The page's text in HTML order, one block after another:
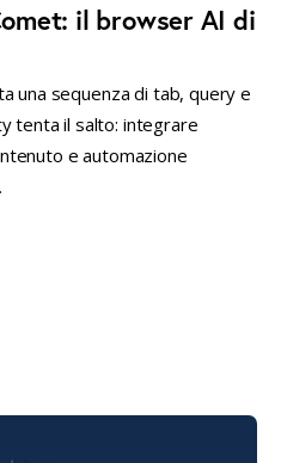
il browser AI di
una sequenza di tab, query e
tenta il salto: integrare
e automazione